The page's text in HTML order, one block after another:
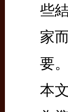
些
家
要。
本